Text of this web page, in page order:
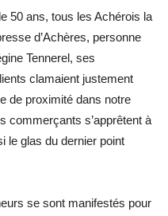
50 ans, tous les Achérois la
d’Achères, personne
Tennerel, ses
clamaient justement
de proximité dans notre
commerçants s’apprêtent à
le glas du dernier point
se sont manifestés pour